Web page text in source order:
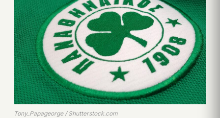
Tony_Papageorge / Shutterstock.com